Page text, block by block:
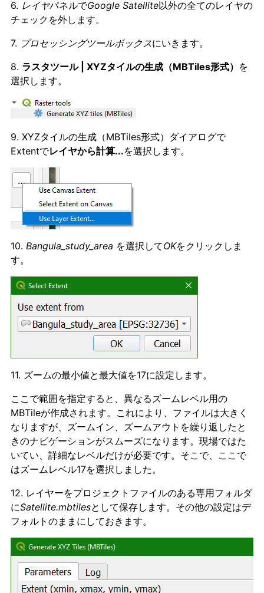
6. レイヤパネルでGoogle Satellite以外の全てのレイヤの
チェックを外します。
7. プロセッシングツールボックスにいきます。
8. ラスタツール | XYZタイルの生成（MBTiles形式） を
選択します。
9. XYZタイルの生成（MBTiles形式） ダイアログで
Extentでレイヤから計算...を選択します。
10. Bangula_study_area を選択してOKをクリックしま
す。
11. ズームの最小値と最大値を17に設定します。
ここで範囲を指定すると、異なるズームレベル用の
MBTileが作成されます。これにより、ファイルは大きく
なりますが、ズームイン、ズームアウトを繰り返したと
きのナビゲーションがスムーズになります。現場ではた
いてい、詳細なレベルだけが必要です。そこで、ここで
はズームレベル17を選択しました。
12. レイヤーをプロジェクトファイルのある専用フォルダ
にSatellite.mbtilesとして保存します。その他の設定はデ
フォルトのままにしておきます。